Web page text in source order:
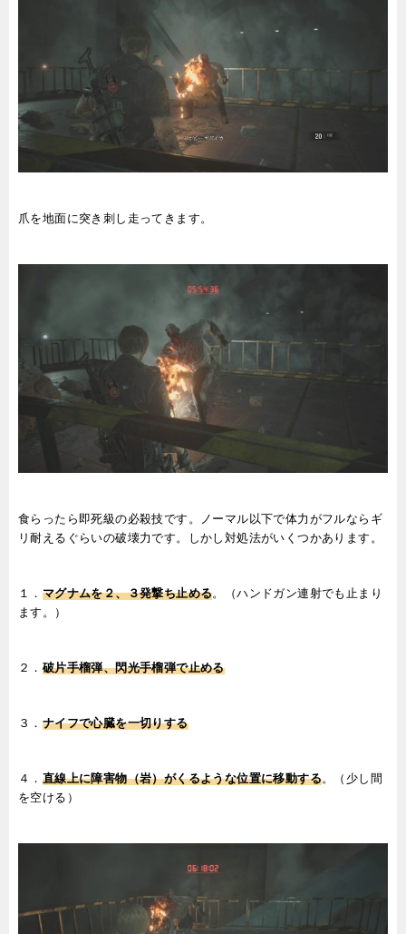
爪を地面に突き刺し走ってきます。
食らったら即死級の必殺技です。ノーマル以下で体力がフルならギ
リ耐えるぐらいの破壊力です。しかし対処法がいくつかあります。
１． マグナムを２、３発撃ち止める。（ハンドガン連射でも止まり
ます。）
２． 破片手榴弾、閃光手榴弾で止める
３． ナイフで心臓を一切りする
４． 直線上に障害物（岩）がくるような位置に移動する。（少し間
を空ける）